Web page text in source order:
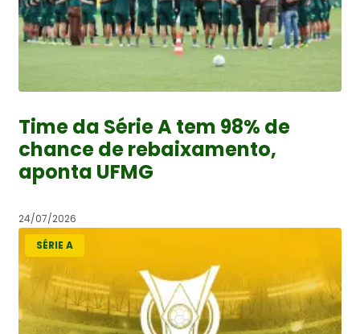
Time da Série A tem 98% de
chance de rebaixamento,
aponta UFMG
24/07/2026
SÉRIE A